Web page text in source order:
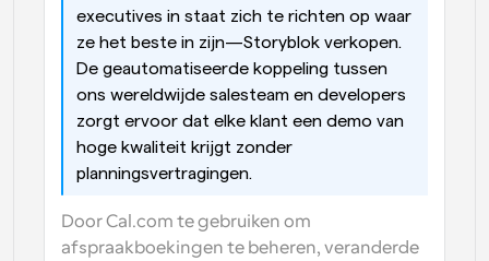
executives in staat zich te richten op waar
ze het beste in zijn—Storyblok verkopen.
De geautomatiseerde koppeling tussen
ons wereldwijde salesteam en developers
zorgt ervoor dat elke klant een demo van
hoge kwaliteit krijgt zonder
planningsvertragingen.
Door Cal.com te gebruiken om
afspraakboekingen te beheren, veranderde